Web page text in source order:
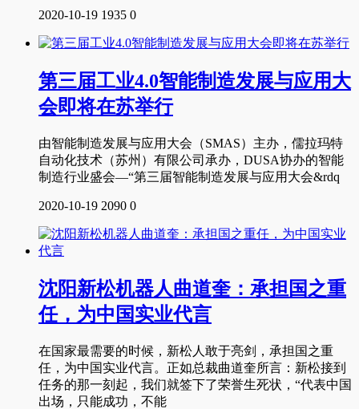
2020-10-19 1935 0
第三届工业4.0智能制造发展与应用大
会即将在苏举行
由智能制造发展与应用大会（SMAS）主办，儒拉玛特
自动化技术（苏州）有限公司承办，DUSA协办的智能
制造行业盛会—“第三届智能制造发展与应用大会&rdq
2020-10-19 2090 0
沈阳新松机器人曲道奎：承担国之重
任，为中国实业代言
在国家最需要的时候，新松人敢于亮剑，承担国之重
任，为中国实业代言。正如总裁曲道奎所言：新松接到
任务的那一刻起，我们就签下了荣誉生死状，“代表中国
出场，只能成功，不能